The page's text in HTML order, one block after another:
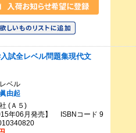
試全レベル問題集現代文
ベル
由起
(Ａ５)
年06月発売】 ISBNコード 9